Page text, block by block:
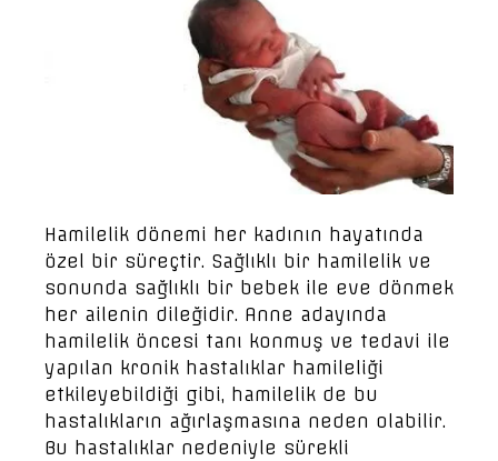
Hamilelik dönemi her kadının hayatında
özel bir süreçtir. Sağlıklı bir hamilelik ve
sonunda sağlıklı bir bebek ile eve dönmek
her ailenin dileğidir. Anne adayında
hamilelik öncesi tanı konmuş ve tedavi ile
yapılan kronik hastalıklar hamileliği
etkileyebildiği gibi, hamilelik de bu
hastalıkların ağırlaşmasına neden olabilir.
Bu hastalıklar nedeniyle sürekli